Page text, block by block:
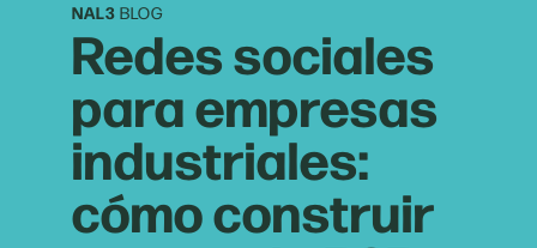
NAL3 BLOG
Redes sociales
para empresas
industriales:
cómo construir